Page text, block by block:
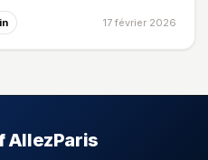
17 février 2026
AllezParis